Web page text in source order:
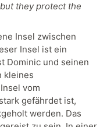
they protect the
Insel zwischen
Insel ist ein
Dominic und seinen
kleines
vom
gefährdet ist,
werden. Das